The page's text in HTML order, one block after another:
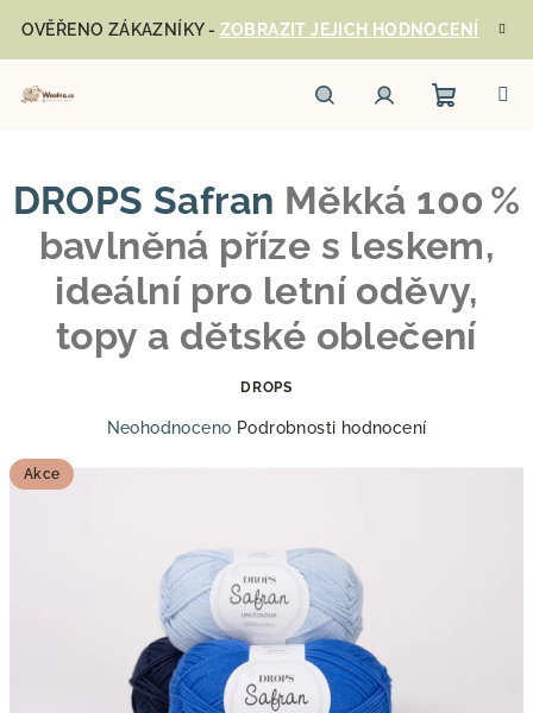
obsah
OVĚŘENO ZÁKAZNÍKY - ZOBRAZIT JEJICH HODNOCENÍ
košík
DROPS Safran Měkká 100 %
bavlněná příze s leskem,
ideální pro letní oděvy,
topy a dětské oblečení
DROPS
Průměrné
hvězdiček.
Neohodnoceno Podrobnosti hodnocení
Akce